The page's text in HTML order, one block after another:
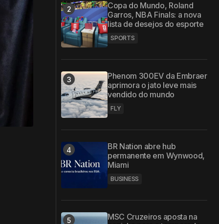
Copa do Mundo, Roland
Garros, NBA Finals: a nova
lista de desejos do esporte
SPORTS
Phenom 300EV da Embraer
aprimora o jato leve mais
vendido do mundo
FLY
BR Nation abre hub
permanente em Wynwood,
Miami
BUSINESS
MSC Cruzeiros aposta na